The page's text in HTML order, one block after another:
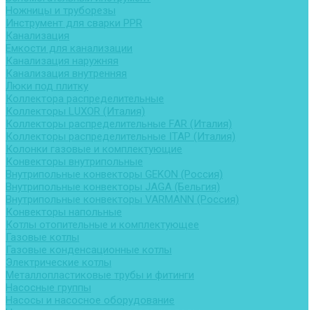
Ножницы и труборезы
Инструмент для сварки PPR
Канализация
Емкости для канализации
Канализация наружняя
Канализация внутренняя
Люки под плитку
Коллектора распределительные
Коллекторы LUXOR (Италия)
Коллекторы распределительные FAR (Италия)
Коллекторы распределительные ITAP (Италия)
Колонки газовые и комплектующие
Конвекторы внутрипольные
Внутрипольные конвекторы GEKON (Россия)
Внутрипольные конвекторы JAGA (Бельгия)
Внутрипольные конвекторы VARMANN (Россия)
Конвекторы напольные
Котлы отопительные и комплектующее
Газовые котлы
Газовые конденсационные котлы
Электрические котлы
Металлопластиковые трубы и фитинги
Насосные группы
Насосы и насосное оборудование